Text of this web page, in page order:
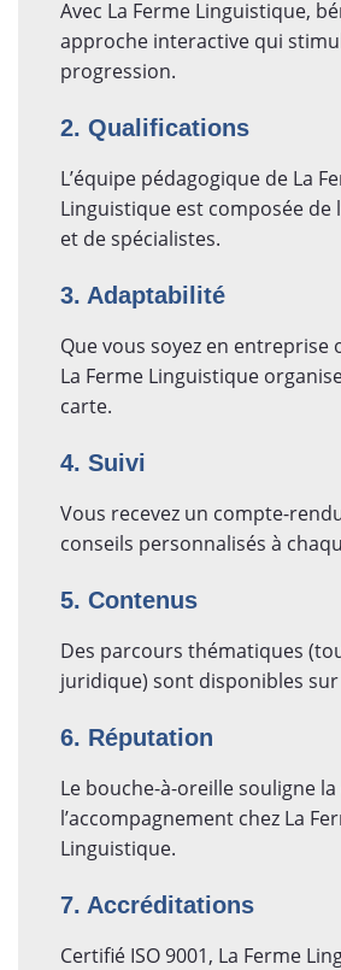
Avec La Ferme Linguistique,
approche interactive qui
progression.
2. Qualifications
L’équipe pédagogique de La
Linguistique est composée de
et de spécialistes.
3. Adaptabilité
Que vous soyez en entreprise
La Ferme Linguistique
carte.
4. Suivi
Vous recevez un compte-
conseils personnalisés à
5. Contenus
Des parcours thématiques
juridique) sont disponibles
6. Réputation
Le bouche-à-oreille souligne
l’accompagnement chez La
Linguistique.
7. Accréditations
Certifié ISO 9001, La Ferme